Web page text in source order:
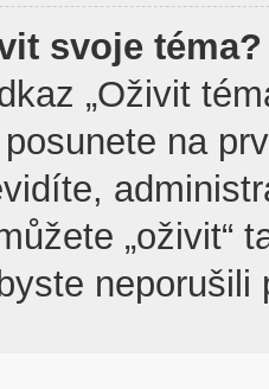
svoje téma?
„Oživit
na
„oživit“
neporušili